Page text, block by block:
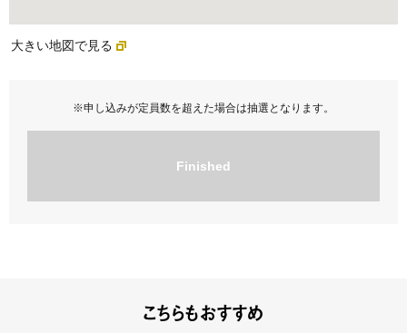
大きい地図で見る
※申し込みが定員数を超えた場合は抽選となります。
Finished
こちらもおすすめ